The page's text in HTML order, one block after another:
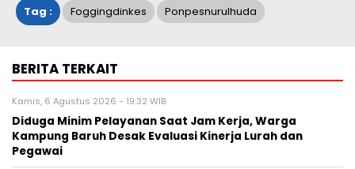
Tag : Foggingdinkes Ponpesnurulhuda
BERITA TERKAIT
Kamis, 6 Agustus 2026 - 19:32 WIB
Diduga Minim Pelayanan Saat Jam Kerja, Warga
Kampung Baruh Desak Evaluasi Kinerja Lurah dan
Pegawai